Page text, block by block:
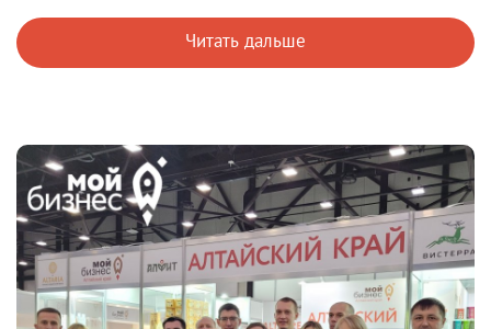
Читать дальше